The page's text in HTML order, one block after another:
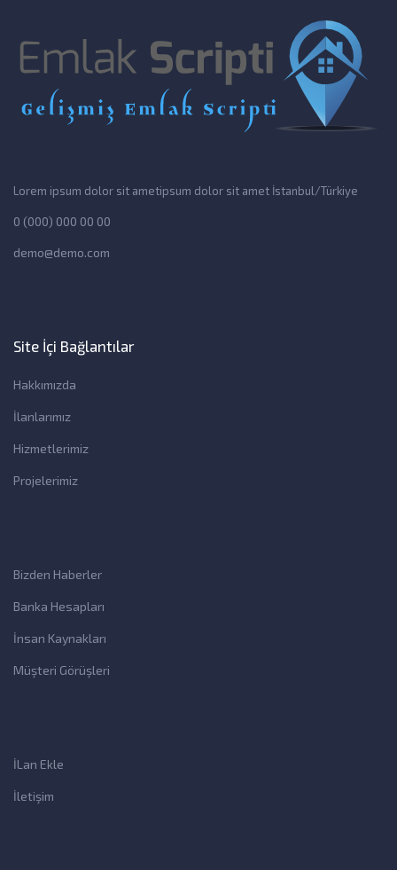
Lorem ipsum dolor sit ametipsum dolor sit amet İstanbul/Türkiye
0 (000) 000 00 00
demo@demo.com
Site İçi Bağlantılar
Hakkımızda
İlanlarımız
Hizmetlerimiz
Projelerimiz
Bizden Haberler
Banka Hesapları
İnsan Kaynakları
Müşteri Görüşleri
İLan Ekle
İletişim